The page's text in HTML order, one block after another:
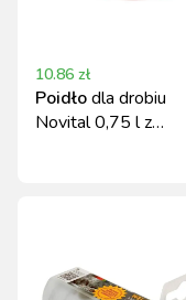
10.86 zł
Poidłodla drobiu
Novital 0,75 l z